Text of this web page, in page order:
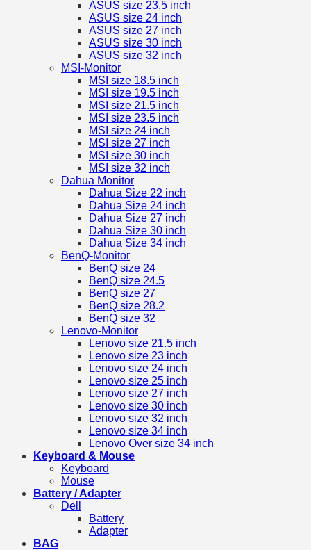
ASUS size 23.5 inch
ASUS size 24 inch
ASUS size 27 inch
ASUS size 30 inch
ASUS size 32 inch
MSI-Monitor
MSI size 18.5 inch
MSI size 19.5 inch
MSI size 21.5 inch
MSI size 23.5 inch
MSI size 24 inch
MSI size 27 inch
MSI size 30 inch
MSI size 32 inch
Dahua Monitor
Dahua Size 22 inch
Dahua Size 24 inch
Dahua Size 27 inch
Dahua Size 30 inch
Dahua Size 34 inch
BenQ-Monitor
BenQ size 24
BenQ size 24.5
BenQ size 27
BenQ size 28.2
BenQ size 32
Lenovo-Monitor
Lenovo size 21.5 inch
Lenovo size 23 inch
Lenovo size 24 inch
Lenovo size 25 inch
Lenovo size 27 inch
Lenovo size 30 inch
Lenovo size 32 inch
Lenovo size 34 inch
Lenovo Over size 34 inch
Keyboard & Mouse
Keyboard
Mouse
Battery / Adapter
Dell
Battery
Adapter
BAG